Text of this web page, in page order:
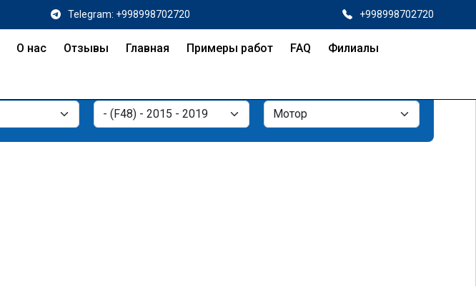
Telegram: +998998702720 +998998702720
О нас Отзывы Главная Примеры работ FAQ Филиалы